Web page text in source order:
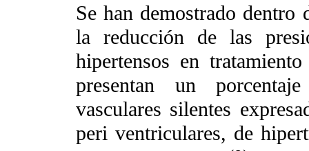
Se han demostrado dentro
la reducción de las
hipertensos en
presentan un
vasculares silentes
peri ventriculares, de